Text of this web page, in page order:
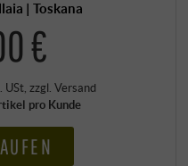
| Toskana
€
USt, zzgl. Versand
pro Kunde